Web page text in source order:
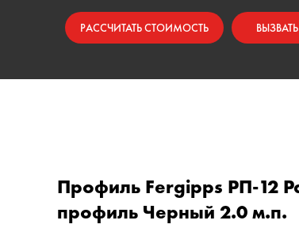
РАССЧИТАТЬ СТОИМОСТЬ
Профиль Fergipps РП-12
профиль Черный 2.0 м.п.